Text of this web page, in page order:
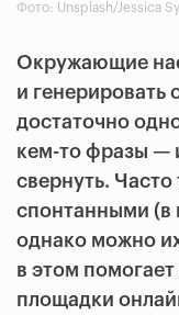
Фото: Unsplash/Jessica
Окружающие
и генерировать
достаточно
кем-то фразы —
свернуть.
спонтанными (в
однако можно
в этом
площадки